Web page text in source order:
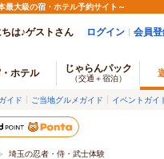
大級の宿・ホテル予約サイト～
は♪ゲストさん ログイン 会員
ホテル じゃらんパック
（交通＋宿泊）
イド ご当地グルメガイド イベントガイ
埼玉の忍者・侍・武士体験